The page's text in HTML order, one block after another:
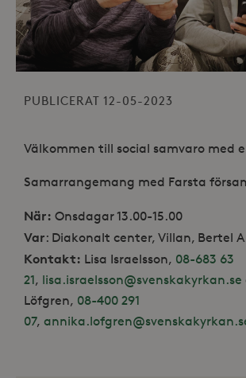
PUBLICERAT 12-05-2023
Välkommen till social samvaro med
Samarrangemang med Farsta
När: Onsdagar 13.00-15.00
Var: Diakonalt center, Villan, Bertel
Kontakt: Lisa Israelsson, 08-683 63
21, lisa.israelsson@svenskakyrkan.se
Löfgren, 08-400 291
07,